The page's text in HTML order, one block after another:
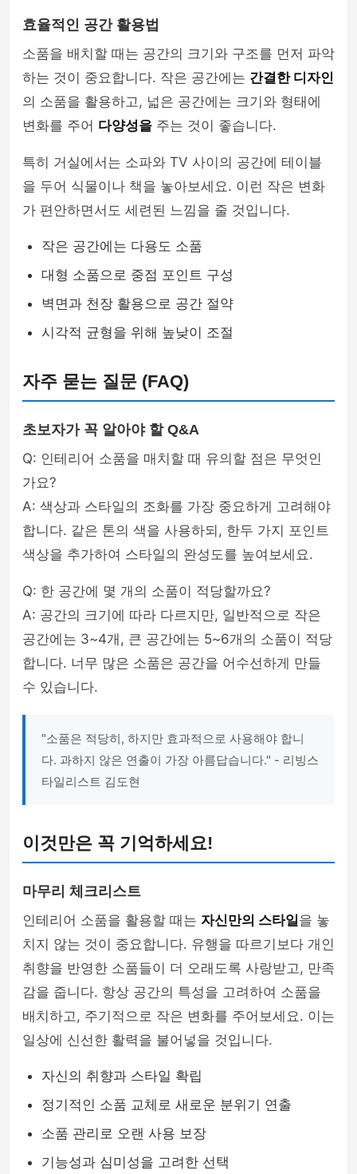
효율적인 공간 활용법
소품을 배치할 때는 공간의 크기와 구조를 먼저 파악
하는 것이 중요합니다. 작은 공간에는 간결한 디자인
의 소품을 활용하고, 넓은 공간에는 크기와 형태에
변화를 주어 다양성을 주는 것이 좋습니다.
특히 거실에서는 소파와 TV 사이의 공간에 테이블
을 두어 식물이나 책을 놓아보세요. 이런 작은 변화
가 편안하면서도 세련된 느낌을 줄 것입니다.
작은 공간에는 다용도 소품
대형 소품으로 중점 포인트 구성
벽면과 천장 활용으로 공간 절약
시각적 균형을 위해 높낮이 조절
자주 묻는 질문 (FAQ)
초보자가 꼭 알아야 할 Q&A
Q: 인테리어 소품을 매치할 때 유의할 점은 무엇인
가요?
A: 색상과 스타일의 조화를 가장 중요하게 고려해야
합니다. 같은 톤의 색을 사용하되, 한두 가지 포인트
색상을 추가하여 스타일의 완성도를 높여보세요.
Q: 한 공간에 몇 개의 소품이 적당할까요?
A: 공간의 크기에 따라 다르지만, 일반적으로 작은
공간에는 3~4개, 큰 공간에는 5~6개의 소품이 적당
합니다. 너무 많은 소품은 공간을 어수선하게 만들
수 있습니다.
"소품은 적당히, 하지만 효과적으로 사용해야 합니
다. 과하지 않은 연출이 가장 아름답습니다." - 리빙스
타일리스트 김도현
이것만은 꼭 기억하세요!
마무리 체크리스트
인테리어 소품을 활용할 때는 자신만의 스타일을 놓
치지 않는 것이 중요합니다. 유행을 따르기보다 개인
취향을 반영한 소품들이 더 오래도록 사랑받고, 만족
감을 줍니다. 항상 공간의 특성을 고려하여 소품을
배치하고, 주기적으로 작은 변화를 주어보세요. 이는
일상에 신선한 활력을 불어넣을 것입니다.
자신의 취향과 스타일 확립
정기적인 소품 교체로 새로운 분위기 연출
소품 관리로 오랜 사용 보장
기능성과 심미성을 고려한 선택